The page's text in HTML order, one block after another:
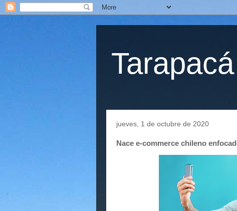
jueves, 1 de octubre de 2020
Nace e-commerce chileno